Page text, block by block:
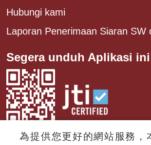
Hubungi kami
Laporan Penerimaan Siaran SW
Segera unduh Aplikasi ini
為提供您更好的網站服務，